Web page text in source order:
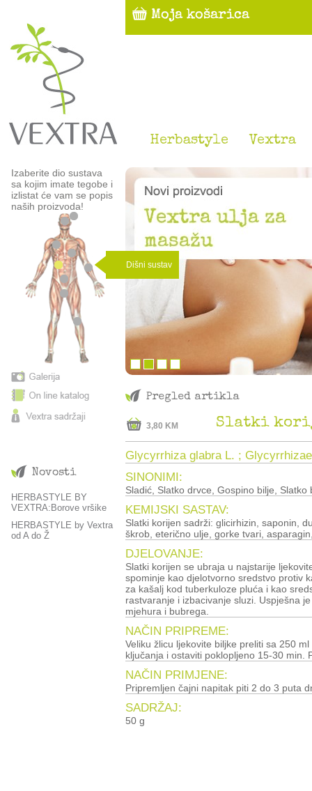
Herbastyle Vextra
Izaberite dio sustava
sa kojim imate tegobe i
izlistat će vam se popis
naših proizvoda!
Dišni sustav
Novosti
HERBASTYLE BY
VEXTRA:Borove vršike
HERBASTYLE by Vextra
od A do Ž
Pregled artikla
3,80 KM Slatki
Glycyrrhiza glabra L. ;
SINONIMI:
Sladić, Slatko drvce, Gospino bilje, Slatko
KEMIJSKI SASTAV:
Slatki korijen sadrži: glicirhizin, saponin,
škrob, eterično ulje, gorke tvari,
DJELOVANJE:
Slatki korijen se ubraja u najstarije
spominje kao djelotvorno sredstvo protiv
za kašalj kod tuberkuloze pluća i kao
rastvaranje i izbacivanje sluzi. Uspješna
mjehura i bubrega.
NAČIN PRIPREME:
Veliku žlicu ljekovite biljke preliti sa 250
ključanja i ostaviti poklopljeno 15-30 min.
NAČIN PRIMJENE:
Pripremljen čajni napitak piti 2 do 3 puta
SADRŽAJ:
50 g